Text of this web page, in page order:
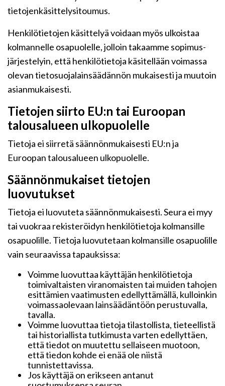
tietojenkäsittelysitoumus.
Henkilötietojen käsittelyä voidaan myös ulkoistaa
kolmannelle osapuolelle, jolloin takaamme sopimus-
järjestelyin, että henkilötietoja käsitellään voimassa
olevan tietosuojalainsäädännön mukaisesti ja muutoin
asianmukaisesti.
Tietojen siirto EU:n tai Euroopan
talousalueen ulkopuolelle
Tietoja ei siirretä säännönmukaisesti EU:n ja
Euroopan talousalueen ulkopuolelle.
Säännönmukaiset tietojen
luovutukset
Tietoja ei luovuteta säännönmukaisesti. Seura ei myy
tai vuokraa rekisteröidyn henkilötietoja kolmansille
osapuolille. Tietoja luovutetaan kolmansille osapuolille
vain seuraavissa tapauksissa:
Voimme luovuttaa käyttäjän henkilötietoja
toimivaltaisten viranomaisten tai muiden tahojen
esittämien vaatimusten edellyttämällä, kulloinkin
voimassaolevaan lainsäädäntöön perustuvalla,
tavalla.
Voimme luovuttaa tietoja tilastollista, tieteellistä
tai historiallista tutkimusta varten edellyttäen,
että tiedot on muutettu sellaiseen muotoon,
että tiedon kohde ei enää ole niistä
tunnistettavissa.
Jos käyttäjä on erikseen antanut